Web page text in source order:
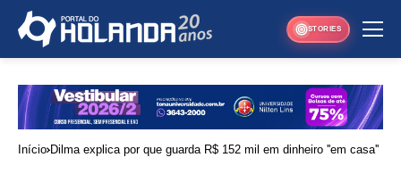
STORIES
Início Dilma explica por que guarda R$ 152 mil em dinheiro ''em casa''